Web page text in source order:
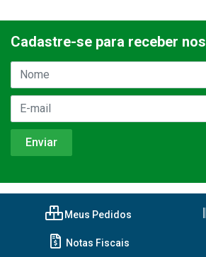
Cadastre-se para receber
Meus Pedidos
Notas Fiscais